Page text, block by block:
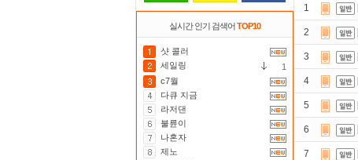
실시간 인기 검색어TOP10
샷 콜러
세일링
1
c7월
다큐 지금
라저댄
불륜이
나혼자
제노
1
2
3
4
5
6
7